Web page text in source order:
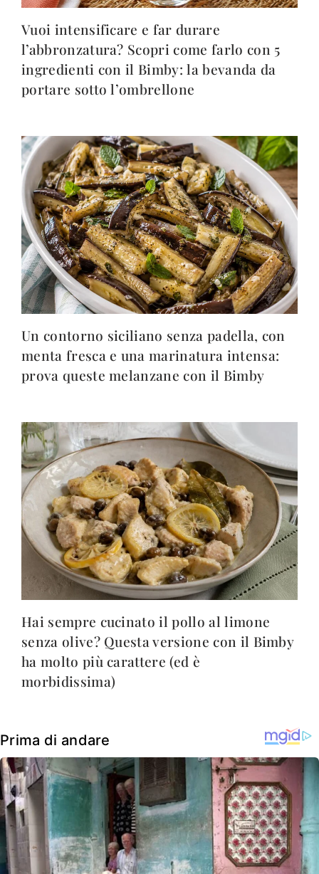
Vuoi intensificare e far durare
l’abbronzatura? Scopri come farlo con 5
ingredienti con il Bimby: la bevanda da
portare sotto l’ombrellone
Un contorno siciliano senza padella, con
menta fresca e una marinatura intensa:
prova queste melanzane con il Bimby
Hai sempre cucinato il pollo al limone
senza olive? Questa versione con il Bimby
ha molto più carattere (ed è
morbidissima)
Prima di andare